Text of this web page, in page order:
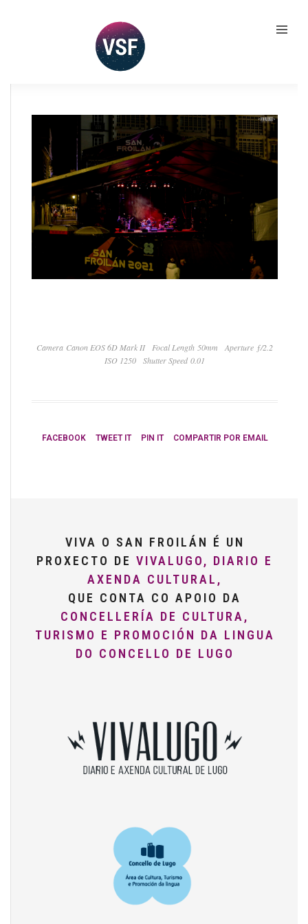
Camera Canon EOS 6D Mark II Focal Length 50mm
Aperture ƒ/2.2
ISO 1250
Shutter Speed 0.01
FACEBOOK TWEET IT PIN IT COMPARTIR POR EMAIL
VIVA O SAN FROILÁN É UN
PROXECTO DE VIVALUGO, DIARIO E
AXENDA CULTURAL,
QUE CONTA CO APOIO DA
CONCELLERÍA DE CULTURA,
TURISMO E PROMOCIÓN DA LINGUA
DO CONCELLO DE LUGO